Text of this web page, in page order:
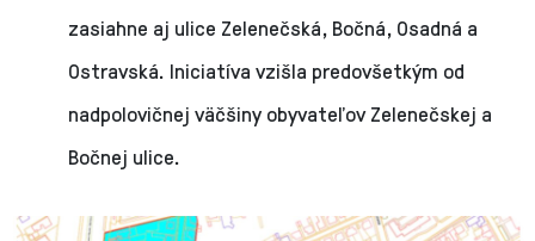
zasiahne aj ulice Zelenečská, Bočná, Osadná a
Ostravská. Iniciatíva vzišla predovšetkým od
nadpolovičnej väčšiny obyvateľov Zelenečskej a
Bočnej ulice.